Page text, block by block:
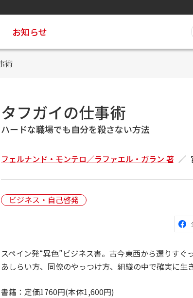
お知らせ
術
タフガイの仕事術
ハードな職場でも自分を殺さない方法
フェルナンド・モンテロ／ラファエル・ガラン 著
ビジネス・自己啓発
スペイン発“異色”ビジネス書。古今東西から選りす
あしらい方、同僚のやっつけ方、組織の中で確実に生
書籍：定価1760円(本体1,600円)